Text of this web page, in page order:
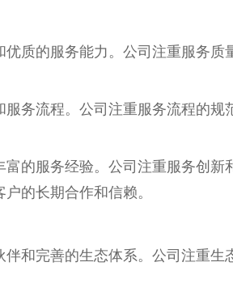
质的服务能力。公司注重服务
务流程。公司注重服务流程的
的服务经验。公司注重服务创
的长期合作和信赖。
和完善的生态体系。公司注重